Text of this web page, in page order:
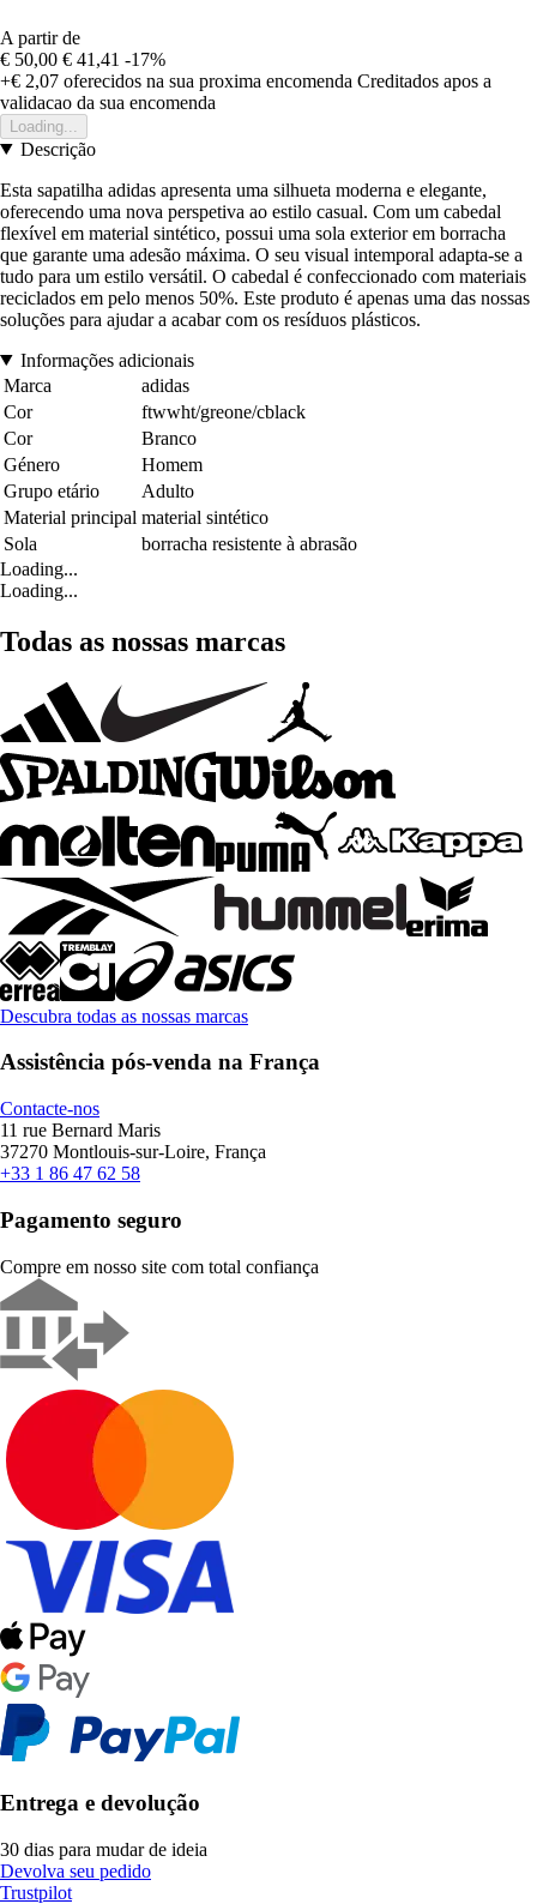
A partir de
€ 50,00 € 41,41 -17%
+€ 2,07 oferecidos na sua proxima encomenda Creditados apos a
validacao da sua encomenda
Loading...
Descrição
Esta sapatilha adidas apresenta uma silhueta moderna e elegante,
oferecendo uma nova perspetiva ao estilo casual. Com um cabedal
flexível em material sintético, possui uma sola exterior em borracha
que garante uma adesão máxima. O seu visual intemporal adapta-se a
tudo para um estilo versátil. O cabedal é confeccionado com materiais
reciclados em pelo menos 50%. Este produto é apenas uma das nossas
soluções para ajudar a acabar com os resíduos plásticos.
Informações adicionais
Marca
adidas
Cor
ftwwht/greone/cblack
Cor
Branco
Género
Homem
Grupo etário
Adulto
Material principal material sintético
Sola
borracha resistente à abrasão
Loading...
Loading...
Todas as nossas marcas
Descubra todas as nossas marcas
Assistência pós-venda na França
Contacte-nos
11 rue Bernard Maris
37270 Montlouis-sur-Loire, França
+33 1 86 47 62 58
Pagamento seguro
Compre em nosso site com total confiança
Entrega e devolução
30 dias para mudar de ideia
Devolva seu pedido
Trustpilot